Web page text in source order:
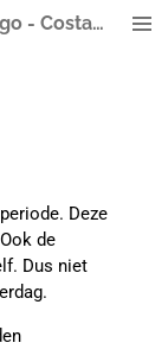
Villa Annabel - Denia - Monte Pego - Costa Blanca
Deze
de
Dus niet